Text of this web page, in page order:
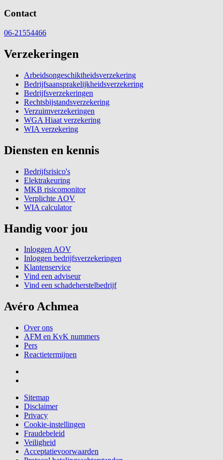
Contact
06-21554466
Verzekeringen
Arbeidsongeschiktheidsverzekering
Bedrijfsaansprakelijkheidsverzekering
Bedrijfsverzekeringen
Rechtsbijstandsverzekering
Verzuimverzekeringen
WGA Hiaat verzekering
WIA verzekering
Diensten en kennis
Bedrijfsrisico's
Elektrakeuring
MKB risicomonitor
Verplichte AOV
WIA calculator
Handig voor jou
Inloggen AOV
Inloggen bedrijfsverzekeringen
Klantenservice
Vind een adviseur
Vind een schadeherstelbedrijf
Avéro Achmea
Over ons
AFM en KvK nummers
Pers
Reactietermijnen
Sitemap
Disclaimer
Privacy
Cookie-instellingen
Fraudebeleid
Veiligheid
Acceptatievoorwaarden